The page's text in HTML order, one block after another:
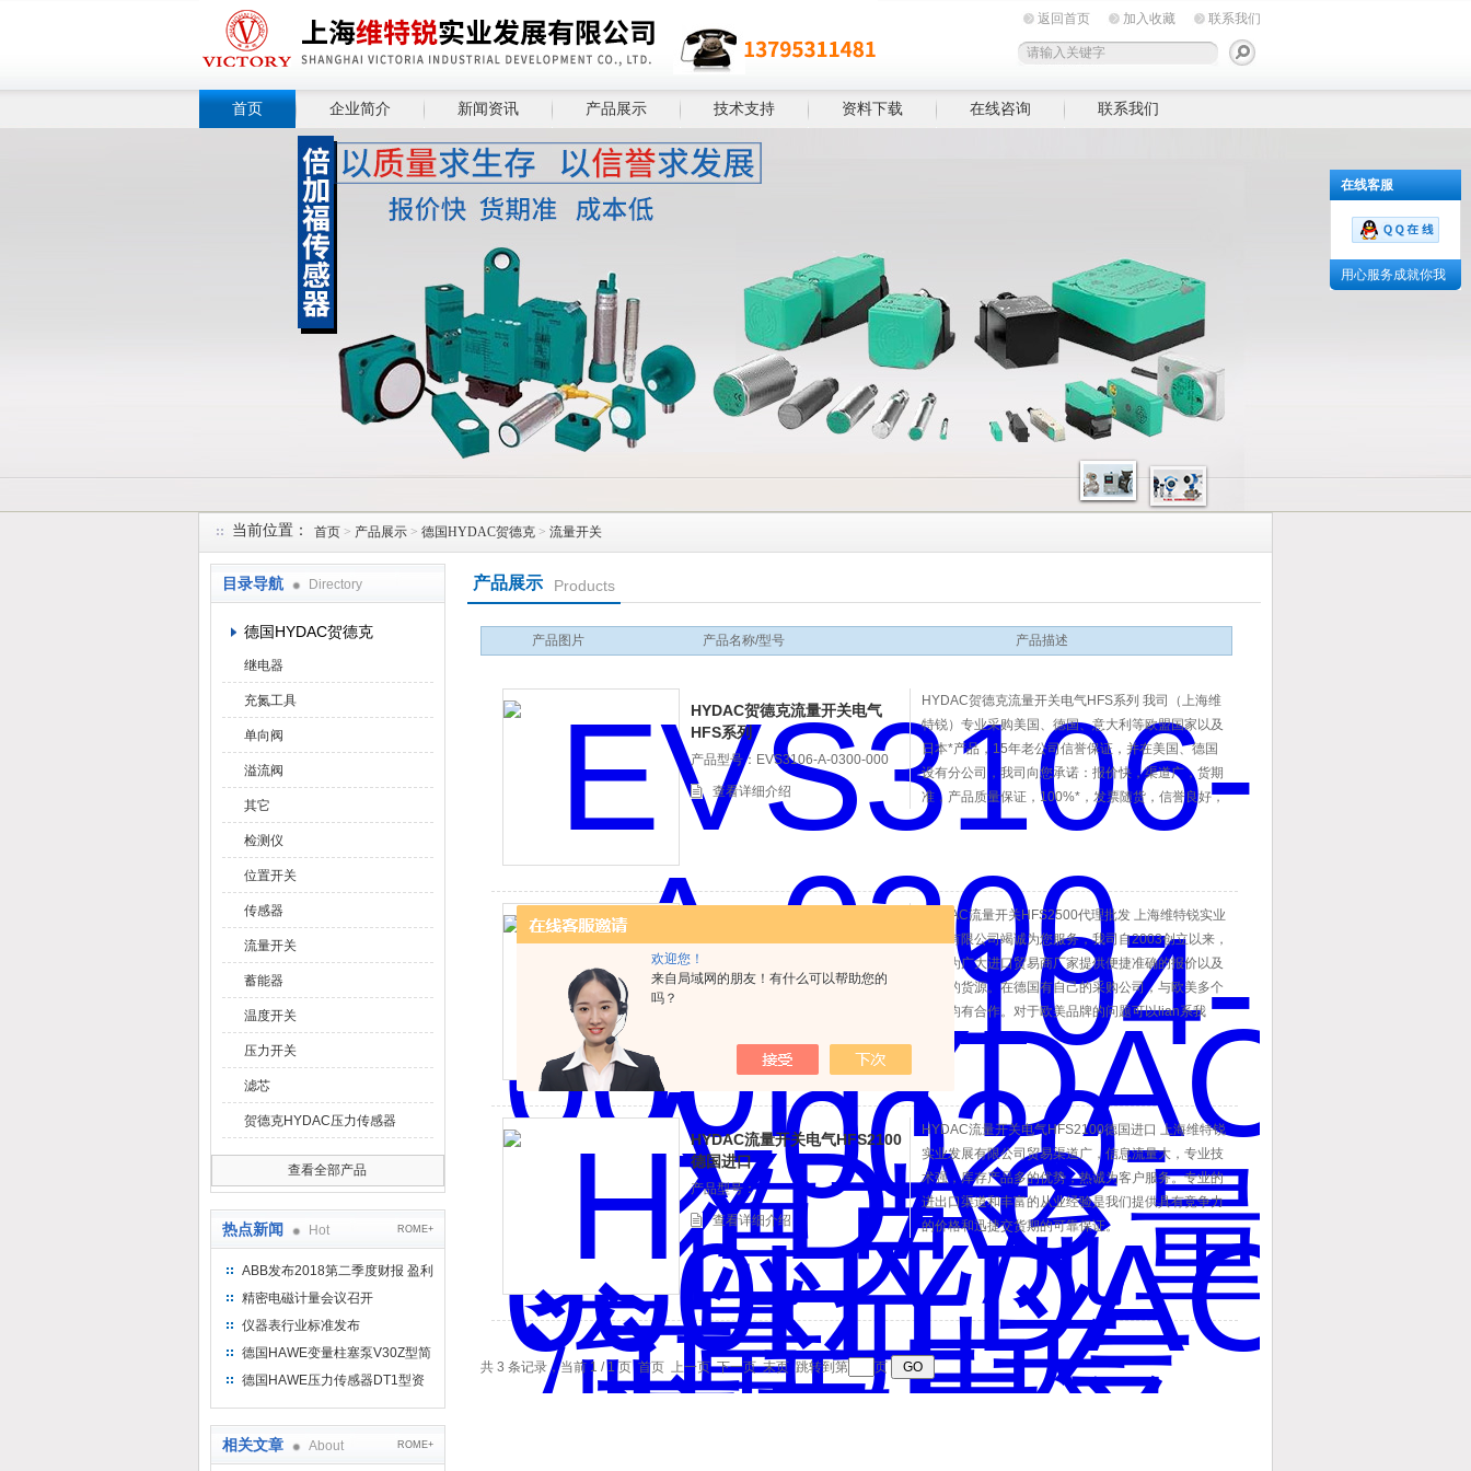
欢迎您！
来自局域网的朋友！有什么可以帮助您的
吗？
返回首页 加入收藏 联系我们
首页 企业简介 新闻资讯 产品展示 技术支持 资料下载 在线咨询 联系我们
当前位置： 首页 > 产品展示 > 德国HYDAC贺德克 > 流量开关
目录导航 Directory
德国HYDAC贺德克
继电器
充氮工具
单向阀
溢流阀
其它
检测仪
位置开关
传感器
流量开关
蓄能器
温度开关
压力开关
滤芯
贺德克HYDAC压力传感器
查看全部产品
热点新闻 Hot ROME+
ABB发布2018第二季度财报 盈利
持续增长
精密电磁计量会议召开
仪器表行业标准发布
德国HAWE变量柱塞泵V30Z型简
介
德国HAWE压力传感器DT1型资
相关文章 About ROME+
产品展示 Products
产品图片 产品名称/型号 产品描述
HYDAC贺德克流量开关电气
HFS系列
产品型号：EVS3106-A-0300-000
查看详细介绍
HYDAC贺德克流量开关电气HFS系列 我司（上海维
特锐）专业采购美国、德国、意大利等欧盟国家以及
日本*产品，15年老公司信誉保证，并在美国、德国
设有分公司，我司向您承诺：报价快，渠道广，货期
准，产品质量保证，100%*，发票随货，信誉良好，
如有需要，欢迎垂询。
批发
产品型号：EVS3104-A-0020-000
HYDAC流量开关HFS2500代理批发 上海维特锐实业
发展有限公司竭诚为您服务，我司自2003创立以来，
一直为广大进口贸易商厂家提供便捷准确的报价以及
充足的货源。在德国有自己的采购公司，与欧美多个
品牌均有合作。对于欧美品牌的问题可以lian系我
司，为您提供专业的服务。欢迎新老顾客的询价！
HYDAC流量开关电气HFS2100
德国进口
产品型号：
查看详细介绍
HYDAC流量开关电气HFS2100德国进口 上海维特锐
实业发展有限公司贸易渠道广，信息流量大，专业技
术强，库存产品多的优势，热诚为客户服务。专业的
进出口渠道和丰富的从业经验是我们提供具有竞争力
的价格和迅捷交货期的可靠保证。
共 3 条记录，当前 1 / 1 页 首页 上一页 下一页 末页 跳转到第 页
在线客服
用心服务成就你我